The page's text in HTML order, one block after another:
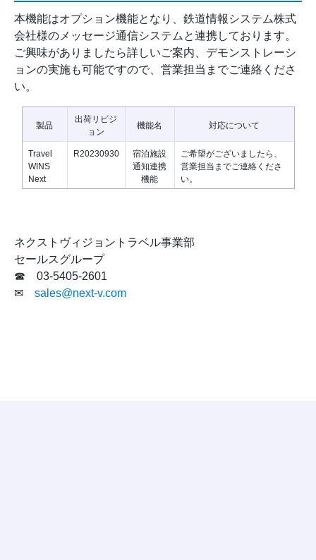
本機能はオプション機能となり、鉄道情報システム株式
会社様のメッセージ通信システムと連携しております。
ご興味がありましたら詳しいご案内、デモンストレーシ
ョンの実施も可能ですので、営業担当までご連絡くださ
い。
製品
出荷リビジ
ョン
機能名 対応について
Travel
WINS
Next
R20230930
宿泊施設
通知連携
機能
ご希望がございましたら、
営業担当までご連絡くださ
い。
ネクストヴィジョントラベル事業部
セールスグループ
☎ 03-5405-2601
✉ sales@next-v.com